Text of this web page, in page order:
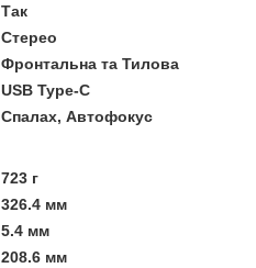
Так
Стерео
Фронтальна та Тилова
USB Type-C
Спалах, Автофокус
723 г
326.4 мм
5.4 мм
208.6 мм